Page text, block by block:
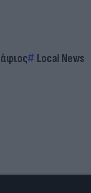
Local News